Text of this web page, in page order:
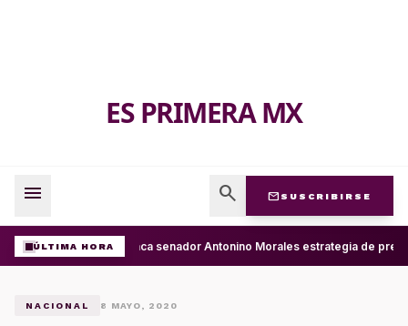
ES PRIMERA MX
menu search mail SUSCRIBIRSE
ÚLTIMA HORADestaca senador Antonino Morales estrategia de
NACIONAL 8 MAYO, 2020